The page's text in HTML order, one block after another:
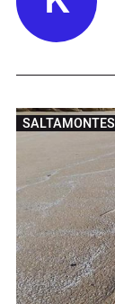
SALTAMONTES